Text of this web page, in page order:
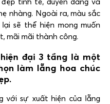
nhàng. Ngoài ra, màu sắc
sẽ thể hiện mong muốn
mãi mãi thành công.
đại 3 tầng là một
làm lẵng hoa chúc
với sự xuất hiện của lẵng